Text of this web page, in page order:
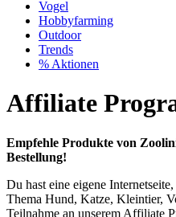
Vogel
Hobbyfarming
Outdoor
Trends
% Aktionen
Affiliate
Empfehle Produkte von
Bestellung!
Du hast eine eigene
Thema Hund, Katze, Kleintier,
Teilnahme an unserem Affiliate